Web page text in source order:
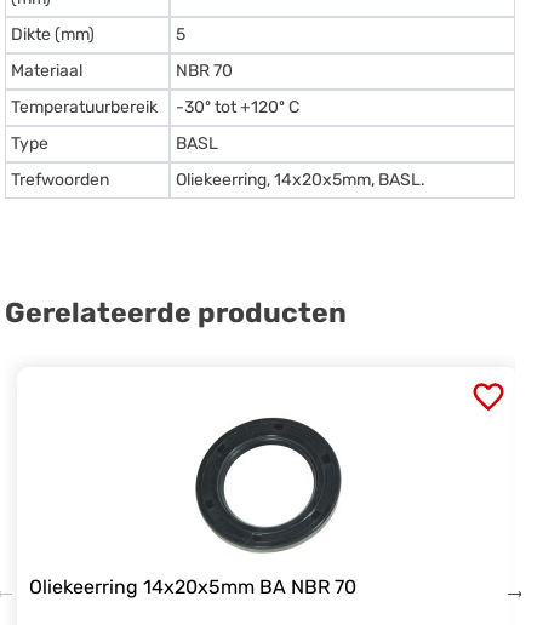
Dikte (mm)
5
Materiaal
NBR 70
Temperatuurbereik
-30º tot +120º C
Type
BASL
Trefwoorden
Oliekeerring, 14x20x5mm, BASL.
Gerelateerde producten
Oliekeerring 14x20x5mm BA NBR 70